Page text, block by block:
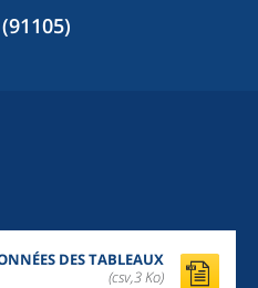
DES TABLEAUX
(csv,3 Ko)